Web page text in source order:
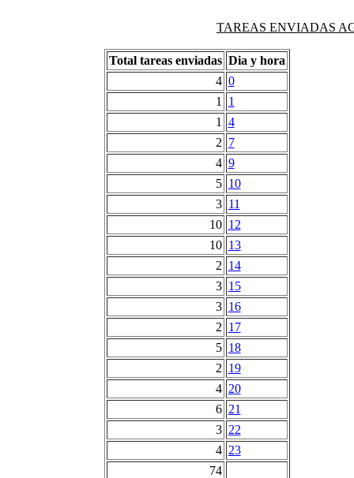
TAREAS ENVIADAS
Total tareas enviadas Dia y hora
4 0
1
1
1
4
2 7
4 9
5 10
3 11
10 12
10 13
2 14
3 15
3 16
2 17
5 18
2 19
4 20
6 21
3 22
4 23
74